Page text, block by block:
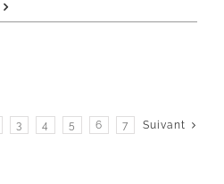
3 4 5 6 7 Suivant